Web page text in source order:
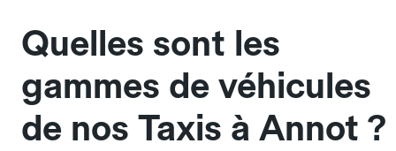
Quelles sont les
gammes de véhicules
de nos Taxis à Annot ?